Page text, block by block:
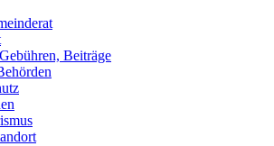
Beiträge